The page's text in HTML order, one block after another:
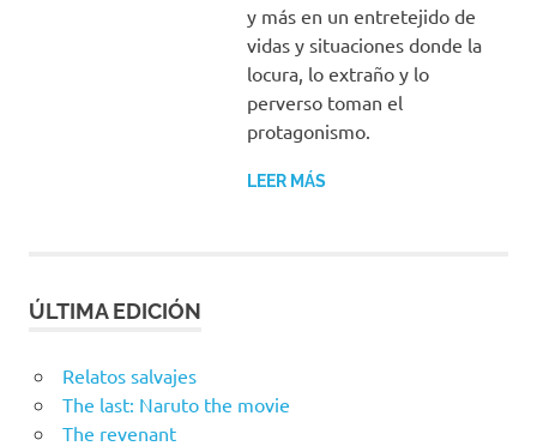
y más en un entretejido de
vidas y situaciones donde la
locura, lo extraño y lo
perverso toman el
protagonismo.
LEER MÁS
ÚLTIMA EDICIÓN
Relatos salvajes
The last: Naruto the movie
The revenant